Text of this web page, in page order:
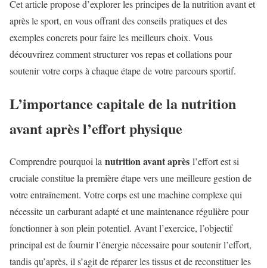
Cet article propose d’explorer les principes de la nutrition avant et
après le sport, en vous offrant des conseils pratiques et des
exemples concrets pour faire les meilleurs choix. Vous
découvrirez comment structurer vos repas et collations pour
soutenir votre corps à chaque étape de votre parcours sportif.
L’importance capitale de la nutrition
avant après l’effort physique
Comprendre pourquoi la nutrition avant après l’effort est si
cruciale constitue la première étape vers une meilleure gestion de
votre entraînement. Votre corps est une machine complexe qui
nécessite un carburant adapté et une maintenance régulière pour
fonctionner à son plein potentiel. Avant l’exercice, l’objectif
principal est de fournir l’énergie nécessaire pour soutenir l’effort,
tandis qu’après, il s’agit de réparer les tissus et de reconstituer les